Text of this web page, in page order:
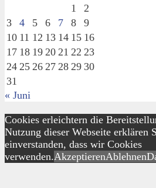
1
2
3
4 5 6 7 8
9
10 11 12 13 14 15 16
17 18 19 20 21 22 23
24 25 26 27 28 29 30
31
« Juni
Cookies erleichtern die
Nutzung dieser Webseite erklären
einverstanden, dass wir Cookies
verwenden.AkzeptierenAblehnen